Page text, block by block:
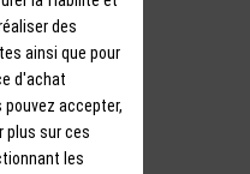
des
ainsi que pour
d'achat
pouvez accepter,
plus sur ces
les